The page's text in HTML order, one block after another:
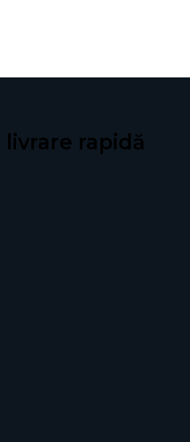
livrare rapidă